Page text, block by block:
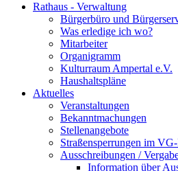
Rathaus - Verwaltung
Bürgerbüro und
Was erledige ich wo?
Mitarbeiter
Organigramm
Kulturraum Ampertal e.V.
Haushaltspläne
Aktuelles
Veranstaltungen
Bekanntmachungen
Stellenangebote
Straßensperrungen im
Ausschreibungen /
Information über